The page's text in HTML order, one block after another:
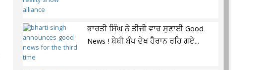
ਭਾਰਤੀ ਸਿੰਘ ਨੇ ਤੀਜੀ ਵਾਰ ਸੁਣਾਈ Good
News ! ਬੇਬੀ ਬੰਪ ਦੇਖ ਹੈਰਾਨ ਰਹਿ ਗਏ...